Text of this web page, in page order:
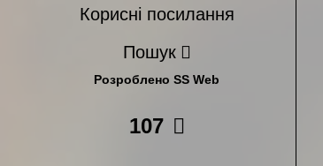
Корисні посилання
Пошук
Розроблено SS Web
107